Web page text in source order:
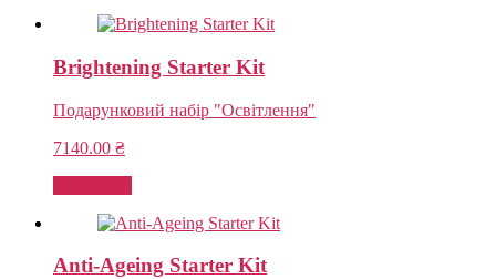
Brightening Starter Kit
Подарунковий набір "Освітлення"
7140.00 ₴
Anti-Ageing Starter Kit